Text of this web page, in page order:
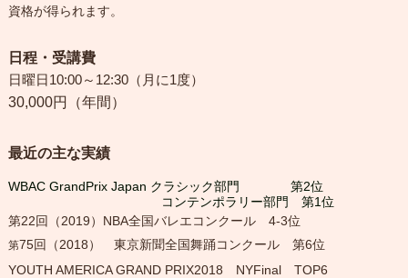
資格が得られます。
日程・受講費
日曜日10:00～12:30（月に1度）
30,000円（年間）
最近の主な実績
WBAC GrandPrix Japan クラシック部門 第2位
コンテンポラリー部門 第1位
第22回（2019）NBA全国バレエコンクール 4-3位
第75回（2018） 東京新聞全国舞踊コンクール 第6位
YOUTH AMERICA GRAND PRIX2018 NYFinal TOP6